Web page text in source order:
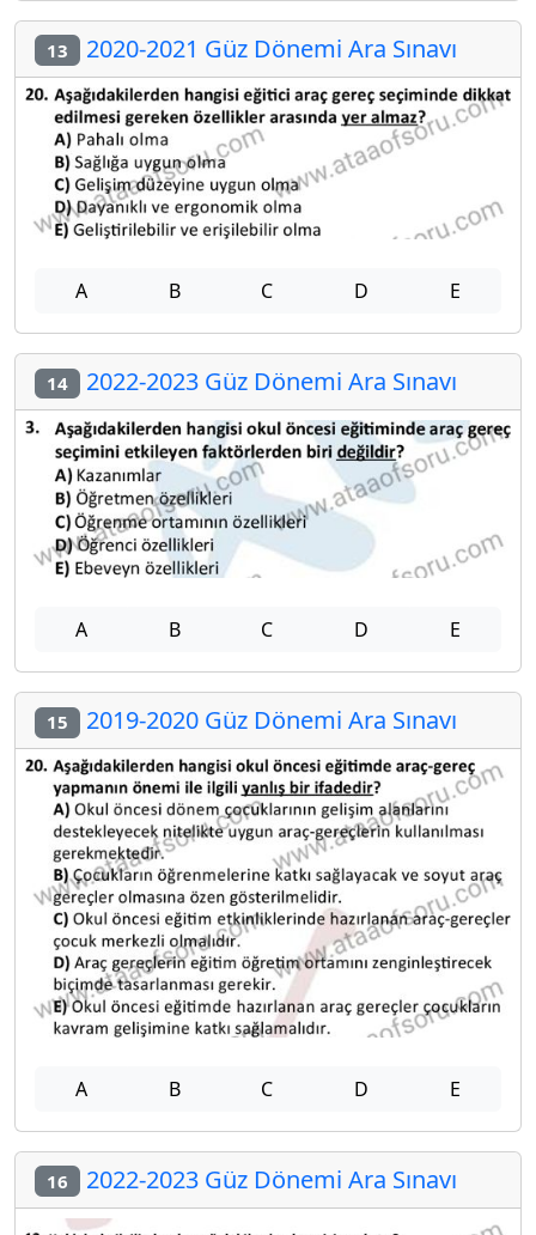
13 2020-2021 Güz Dönemi Ara Sınavı
A B C D E
14 2022-2023 Güz Dönemi Ara Sınavı
A B C D E
15 2019-2020 Güz Dönemi Ara Sınavı
A B C D E
16 2022-2023 Güz Dönemi Ara Sınavı